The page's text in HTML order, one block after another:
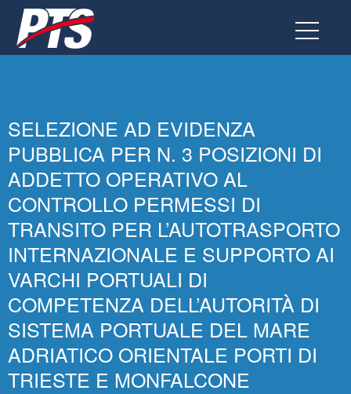
Vai
al
contenuto
SELEZIONE AD EVIDENZA
PUBBLICA PER N. 3 POSIZIONI DI
ADDETTO OPERATIVO AL
CONTROLLO PERMESSI DI
TRANSITO PER L’AUTOTRASPORTO
INTERNAZIONALE E SUPPORTO AI
VARCHI PORTUALI DI
COMPETENZA DELL’AUTORITÀ DI
SISTEMA PORTUALE DEL MARE
ADRIATICO ORIENTALE PORTI DI
TRIESTE E MONFALCONE